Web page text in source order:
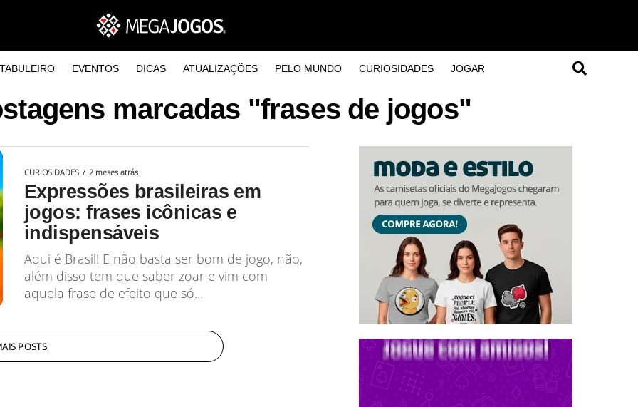
EVENTOS DICAS ATUALIZAÇÕES PELO MUNDO CURIOSIDADES JOGAR
marcadas "frases de jogos"
CURIOSIDADES 2 meses atrás
Expressões brasileiras em
jogos: frases icônicas e
indispensáveis
Aqui é Brasil! E não basta ser bom de jogo, não,
além disso tem que saber zoar e vim com
aquela frase de efeito que só...
POSTS